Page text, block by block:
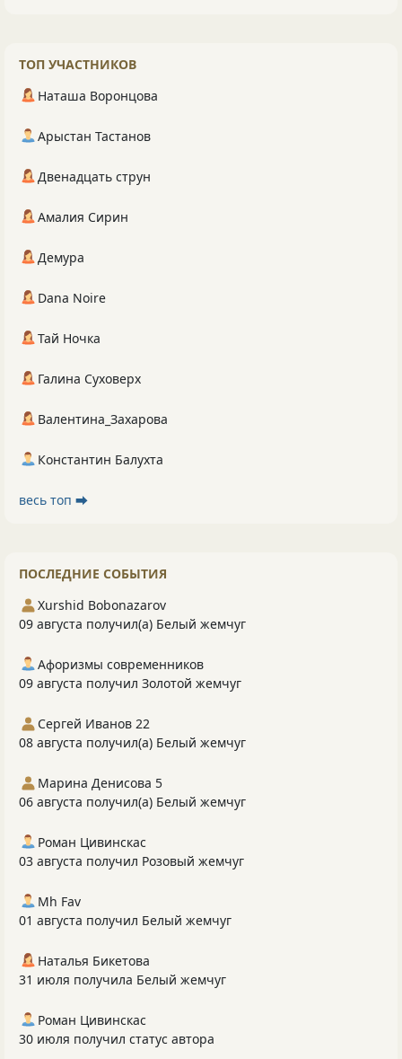
ТОП УЧАСТНИКОВ
Наташа Воронцова
Арыстан Тастанов
Двенадцать струн
Амалия Сирин
Демура
Dana Noire
Тай Ночка
Галина Суховерх
Валентина_Захарова
Константин Балухта
весь топ ⮕
ПОСЛЕДНИЕ СОБЫТИЯ
Xurshid Bobonazarov
09 августа получил(а) Белый жемчуг
Афоризмы современников
09 августа получил Золотой жемчуг
Сергей Иванов 22
08 августа получил(а) Белый жемчуг
Марина Денисова 5
06 августа получил(а) Белый жемчуг
Роман Цивинскас
03 августа получил Розовый жемчуг
Mh Fav
01 августа получил Белый жемчуг
Наталья Бикетова
31 июля получила Белый жемчуг
Роман Цивинскас
30 июля получил статус автора